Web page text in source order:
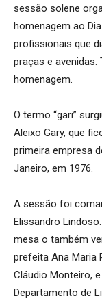
sessão solene
homenagem ao
profissionais que
praças e
homenagem.
O termo “gari”
Aleixo Gary, que
primeira empresa
Janeiro, em 1976.
A sessão foi
Elissandro
mesa o também
prefeita Ana Maria
Cláudio Monteiro,
Departamento de